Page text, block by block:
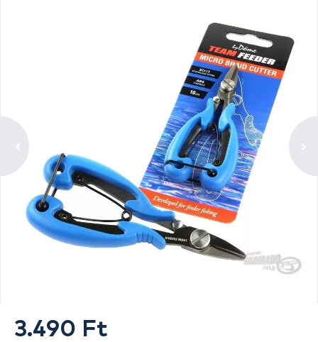
3.490 Ft